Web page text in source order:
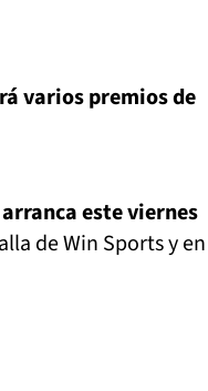
varios premios de
este viernes
de Win Sports y en